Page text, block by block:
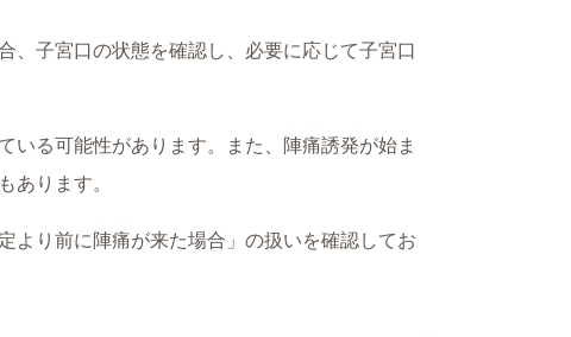
、子宮口の状態を確認し、必要に応じて子宮口
いる可能性があります。また、陣痛誘発が始ま
あります。
より前に陣痛が来た場合」の扱いを確認してお